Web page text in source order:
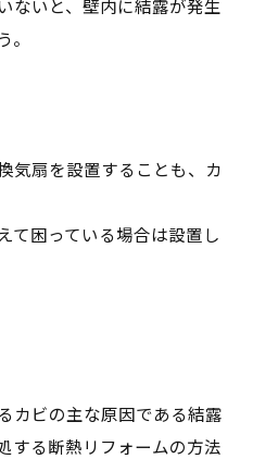
ないと、壁内に結露が発生
気扇を設置することも、カ
て困っている場合は設置し
カビの主な原因である結露
する断熱リフォームの方法